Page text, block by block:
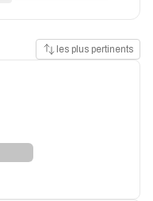
les plus pertinents